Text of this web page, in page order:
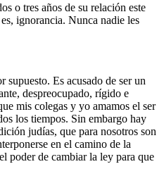
o tres años de su relación este
ignorancia. Nunca nadie les
supuesto. Es acusado de ser un
despreocupado, rígido e
mis colegas y yo amamos el ser
los tiempos. Sin embargo hay
judías, que para nosotros son
en el camino de la
poder de cambiar la ley para que